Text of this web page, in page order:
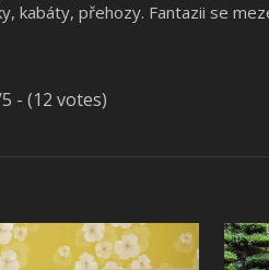
kabáty, přehozy. Fantazii se
- (12 votes)